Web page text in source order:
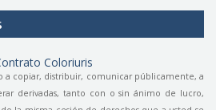
a copiar, distribuir, comunicar públicamente, a
derivadas, tanto con o sin ánimo de lucro,